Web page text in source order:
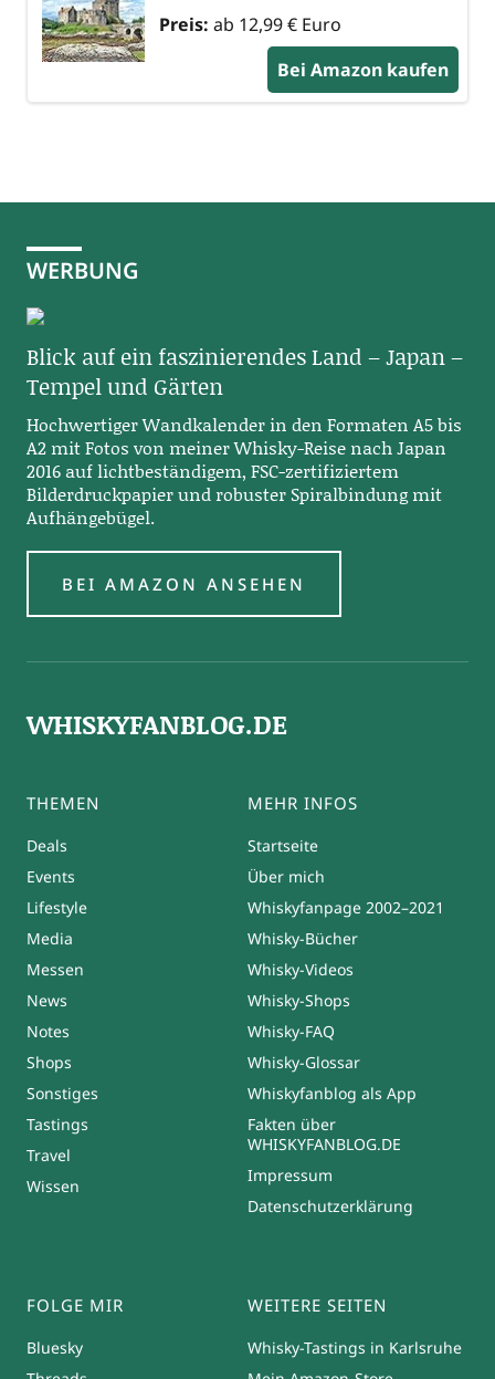
Preis: ab 12,99 € Euro
Bei Amazon kaufen
WERBUNG
Blick auf ein faszinierendes Land – Japan –
Tempel und Gärten
Hochwertiger Wandkalender in den Formaten A5 bis
A2 mit Fotos von meiner Whisky-Reise nach Japan
2016 auf lichtbeständigem, FSC-zertifiziertem
Bilderdruckpapier und robuster Spiralbindung mit
Aufhängebügel.
BEI AMAZON ANSEHEN
WHISKYFANBLOG.DE
THEMEN
Deals
Events
Lifestyle
Media
Messen
News
Notes
Shops
Sonstiges
Tastings
Travel
Wissen
MEHR INFOS
Startseite
Über mich
Whiskyfanpage 2002–2021
Whisky-Bücher
Whisky-Videos
Whisky-Shops
Whisky-FAQ
Whisky-Glossar
Whiskyfanblog als App
Fakten über
WHISKYFANBLOG.DE
Impressum
Datenschutzerklärung
FOLGE MIR
Bluesky
WEITERE SEITEN
Whisky-Tastings in Karlsruhe